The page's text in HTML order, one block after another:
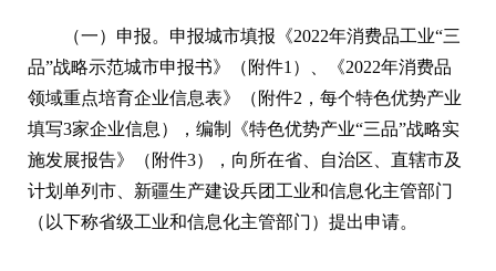
（一）申报。申报城市填报《2022年消费品工业“三
品”战略示范城市申报书》（附件1）、《2022年消费品
领域重点培育企业信息表》（附件2，每个特色优势产业
填写3家企业信息），编制《特色优势产业“三品”战略实
施发展报告》（附件3），向所在省、自治区、直辖市及
计划单列市、新疆生产建设兵团工业和信息化主管部门
（以下称省级工业和信息化主管部门）提出申请。